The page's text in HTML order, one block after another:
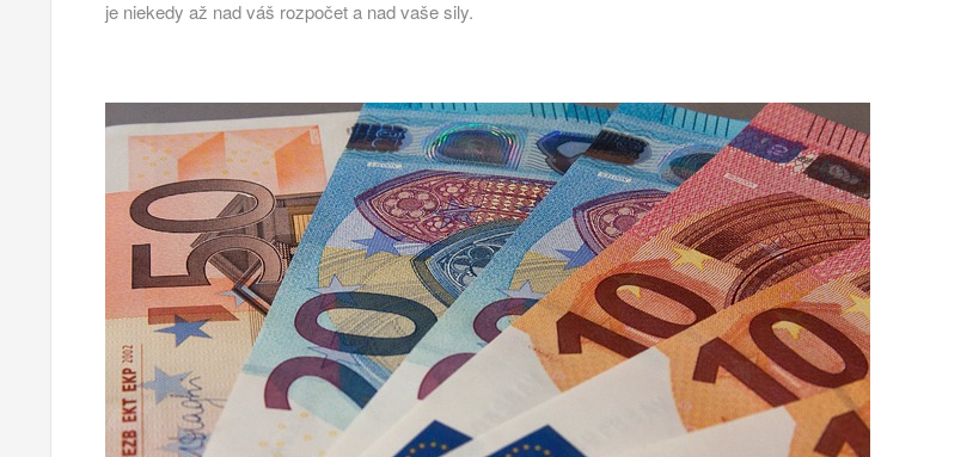
je niekedy až nad váš rozpočet a nad vaše sily.